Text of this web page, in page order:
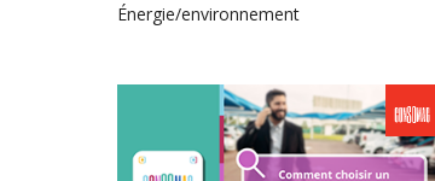
Énergie/environnement